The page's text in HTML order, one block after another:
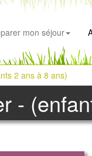
mon séjour
2 ans à 8 ans)
-